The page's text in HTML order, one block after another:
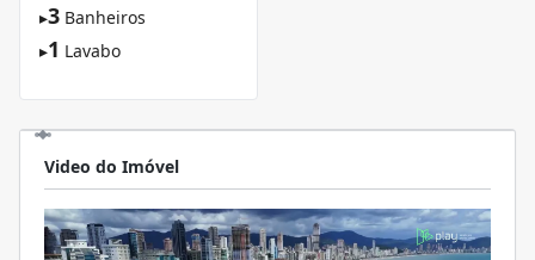
▸3 Banheiros
▸1 Lavabo
Video do Imóvel